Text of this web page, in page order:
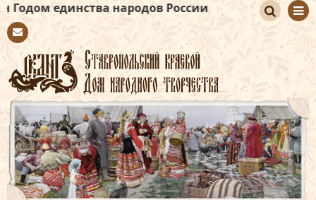
народов России
tact
иск